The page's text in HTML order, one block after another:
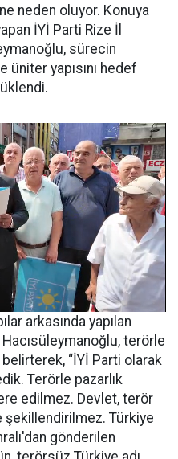
neden oluyor. Konuya
İYİ Parti Rize İl
sürecin
yapısını hedef
arkasında yapılan
terörle
“İYİ Parti olarak
Terörle pazarlık
edilmez. Devlet, terör
Türkiye
gönderilen